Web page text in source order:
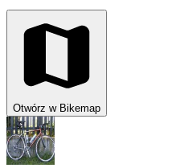
Otwórz w Bikemap